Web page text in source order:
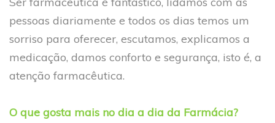
pessoas diariamente e todos os dias temos um
sorriso para oferecer, escutamos, explicamos a
medicação, damos conforto e segurança, isto é, a
atenção farmacêutica.
O que gosta mais no dia a dia da Farmácia?